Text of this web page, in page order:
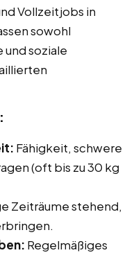
Vollzeitjobs in
sowohl
und soziale
Fähigkeit, schwere
(oft bis zu 30 kg
Zeiträume stehend,
Regelmäßiges